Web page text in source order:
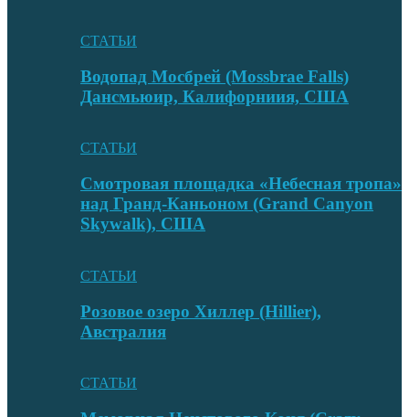
СТАТЬИ
Водопад Мосбрей (Mossbrae Falls)
Дансмьюир, Калифорниия, США
СТАТЬИ
Смотровая площадка «Небесная тропа»
над Гранд-Каньоном (Grand Canyon
Skywalk), США
СТАТЬИ
Розовое озеро Хиллер (Hillier),
Австралия
СТАТЬИ